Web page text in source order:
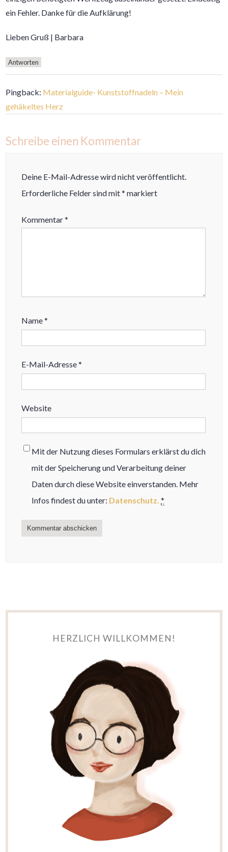
ein Fehler. Danke für die Aufklärung!
Lieben Gruß | Barbara
Antworten
Pingback: Materialguide- Kunststoffnadeln – Mein
gehäkeltes Herz
Schreibe einen Kommentar
Deine E-Mail-Adresse wird nicht veröffentlicht.
Erforderliche Felder sind mit* markiert
Kommentar*
Name*
E-Mail-Adresse*
Website
Mit der Nutzung dieses Formulars erklärst du dich
mit der Speicherung und Verarbeitung deiner
Daten durch diese Website einverstanden. Mehr
Infos findest du unter: Datenschutz. *
HERZLICH WILLKOMMEN!